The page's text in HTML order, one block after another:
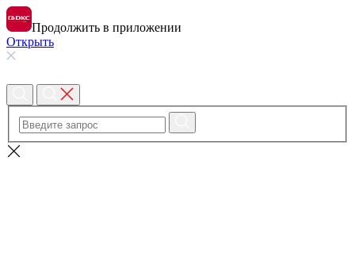
Продолжить в приложении
Открыть